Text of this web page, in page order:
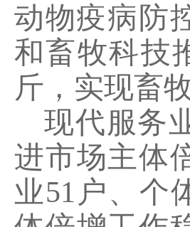
动物疫病防
和畜牧科技
斤，实现畜
现代服务
进市场主体
业51 户、个